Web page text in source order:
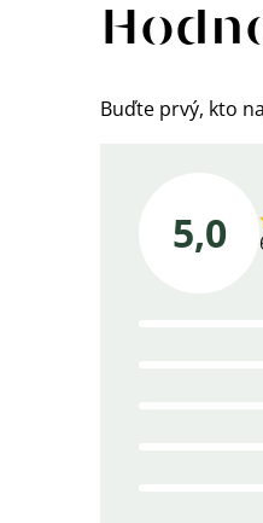
Buďte prvý, kto
5,0